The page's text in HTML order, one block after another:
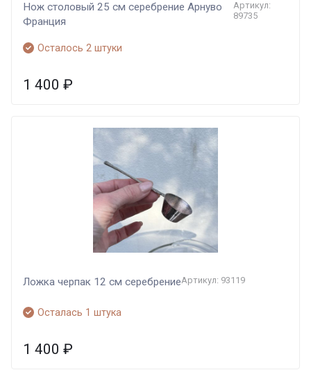
Нож столовый 25 см серебрение Арнуво
Франция
Артикул:
89735
Осталось 2 штуки
1 400 ₽
Ложка черпак 12 см серебрениеАртикул: 93119
Осталась 1 штука
1 400 ₽